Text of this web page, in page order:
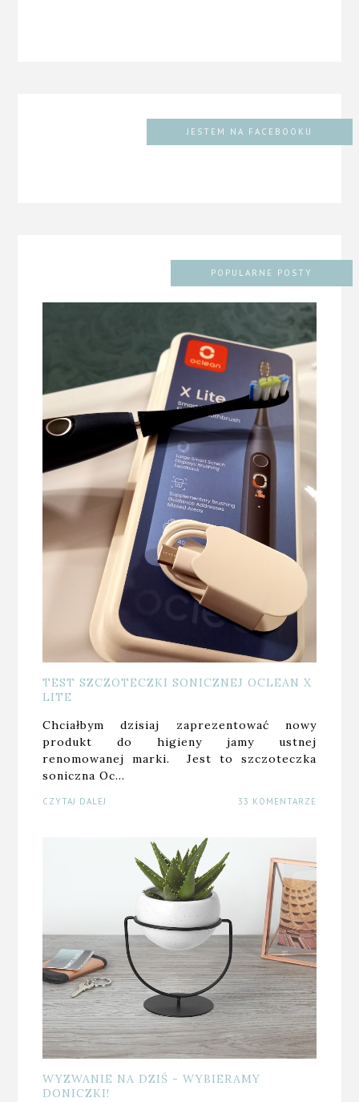
JESTEM NA FACEBOOKU
POPULARNE POSTY
TEST SZCZOTECZKI SONICZNEJ OCLEAN X
LITE
Chciałbym dzisiaj zaprezentować nowy
produkt do higieny jamy ustnej
renomowanej marki. Jest to szczoteczka
soniczna Oc…
CZYTAJ DALEJ 33 KOMENTARZE
WYZWANIE NA DZIŚ - WYBIERAMY
DONICZKI!